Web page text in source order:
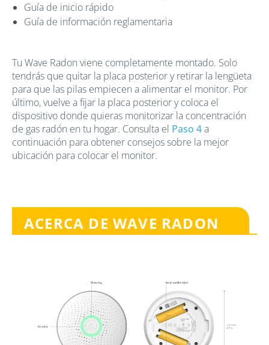
Guía de inicio rápido
Guía de información reglamentaria
Tu Wave Radon viene completamente montado. Solo
tendrás que quitar la placa posterior y retirar la lengüeta
para que las pilas empiecen a alimentar el monitor. Por
último, vuelve a fijar la placa posterior y coloca el
dispositivo donde quieras monitorizar la concentración
de gas radón en tu hogar. Consulta el Paso 4a
continuación para obtener consejos sobre la mejor
ubicación para colocar el monitor.
ACERCA DE WAVE RADON